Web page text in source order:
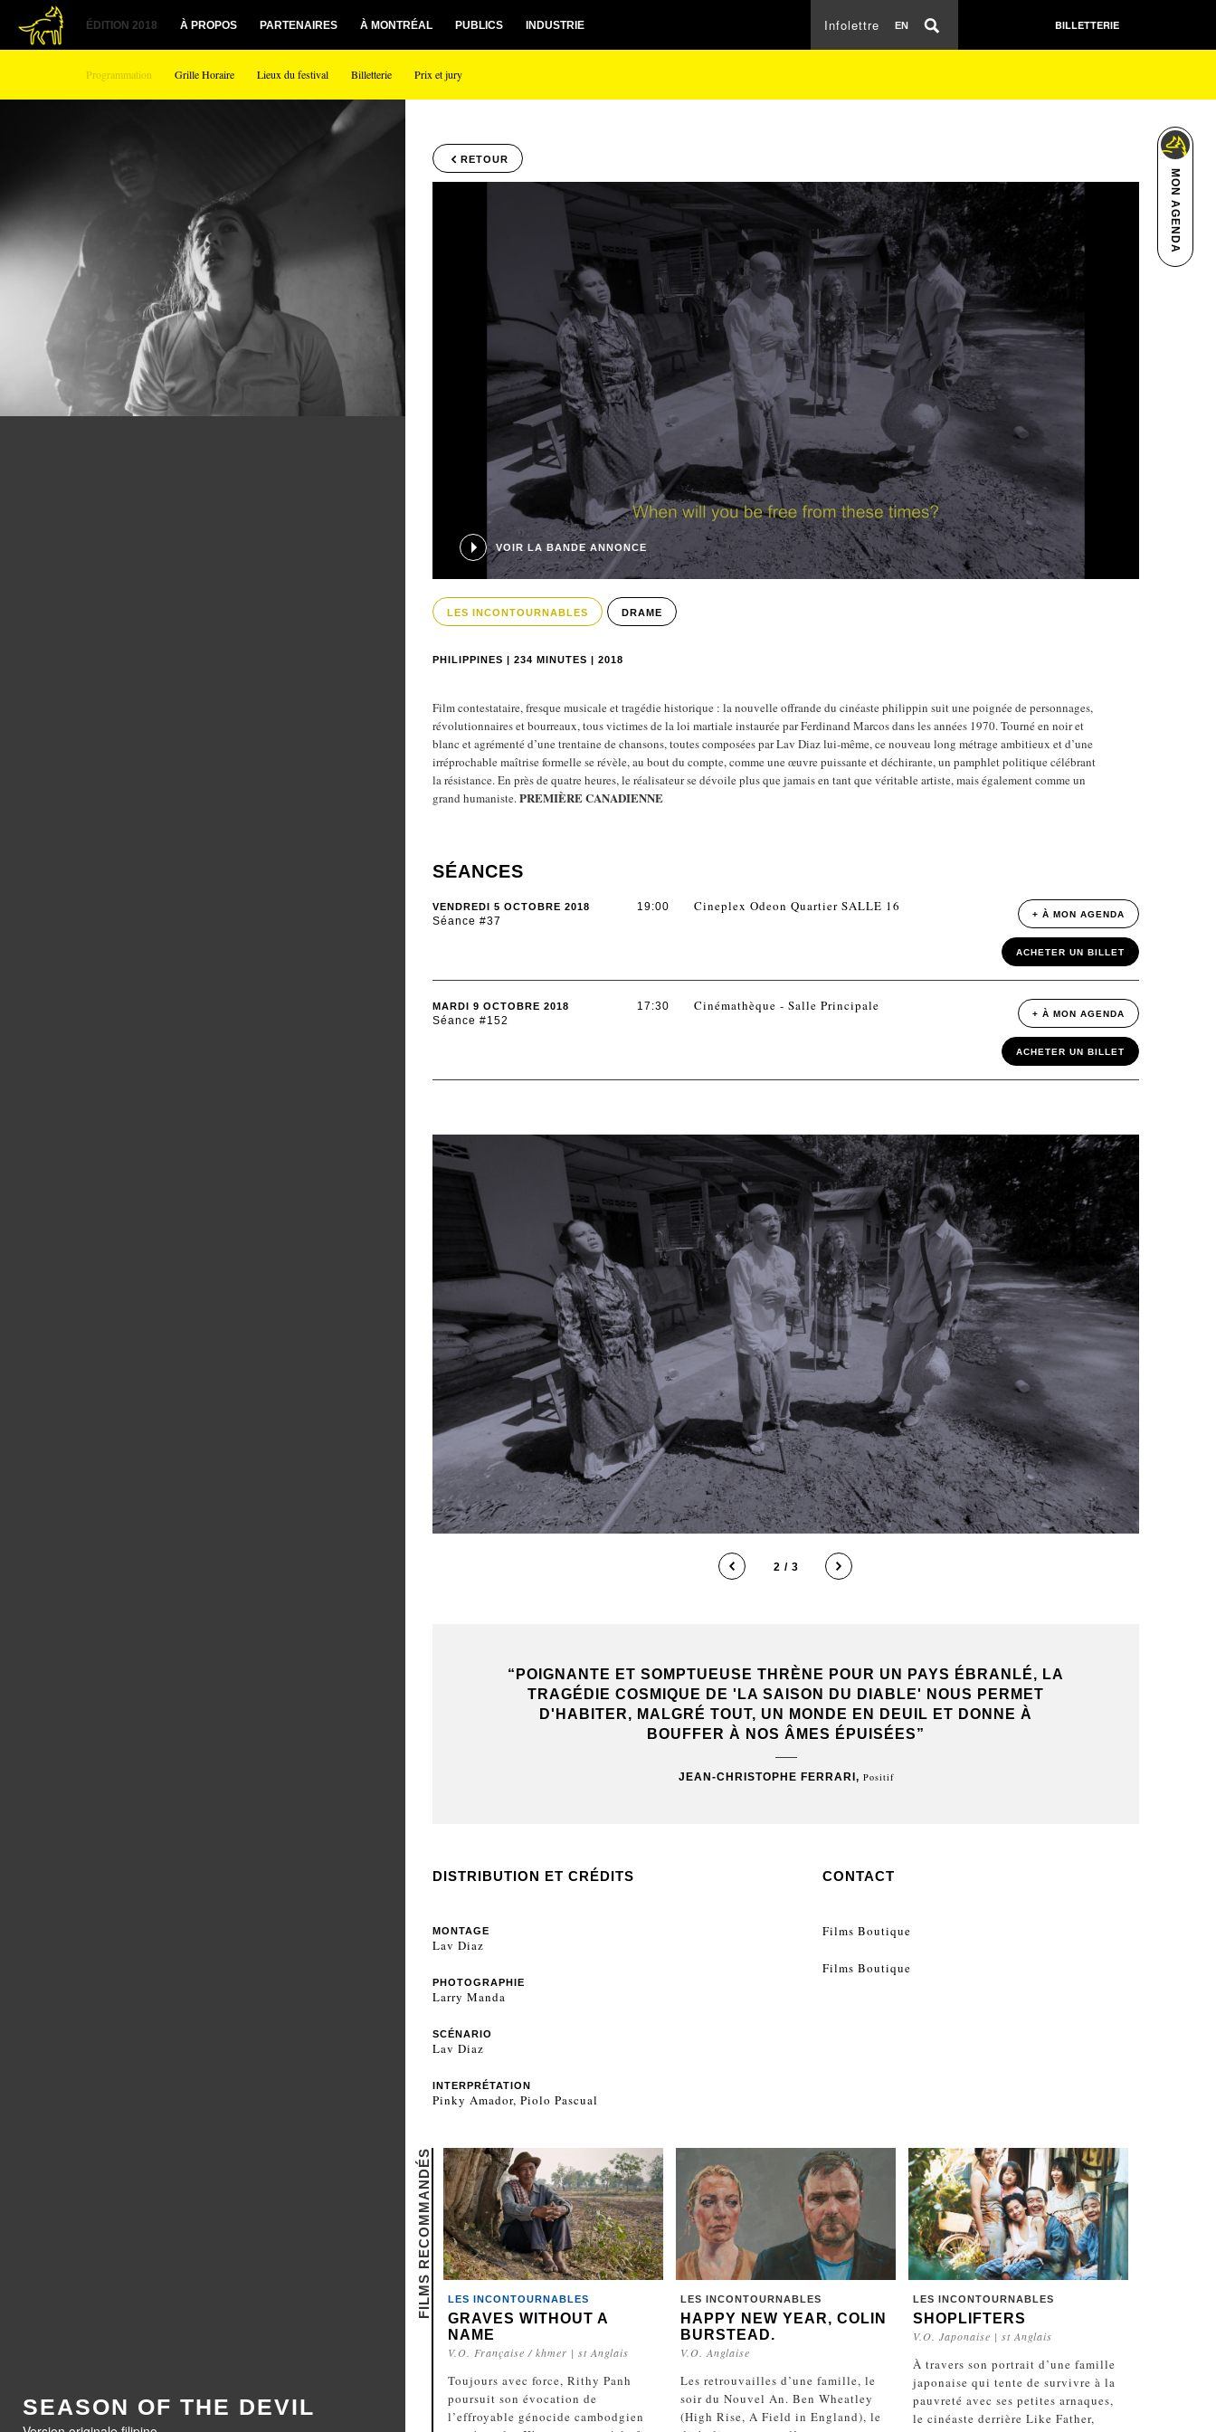
ÉDITION 2018
Programmation Grille Horaire Lieux du festival Billetterie Prix et jury
À PROPOS PARTENAIRES À MONTRÉAL PUBLICS INDUSTRIE EN
Infolettre BILLETTERIE
MON AGENDA
SEASON OF THE DEVIL
RETOUR
VOIR LA BANDE ANNONCE
LES INCONTOURNABLES DRAME
PHILIPPINES | 234 MINUTES | 2018
Film contestataire, fresque musicale et tragédie historique : la nouvelle offrande du cinéaste philippin suit une poignée de personnages,
révolutionnaires et bourreaux, tous victimes de la loi martiale instaurée par Ferdinand Marcos dans les années 1970. Tourné en noir et
blanc et agrémenté d’une trentaine de chansons, toutes composées par Lav Diaz lui-même, ce nouveau long métrage ambitieux et d’une
irréprochable maîtrise formelle se révèle, au bout du compte, comme une œuvre puissante et déchirante, un pamphlet politique célébrant
la résistance. En près de quatre heures, le réalisateur se dévoile plus que jamais en tant que véritable artiste, mais également comme un
grand humaniste.PREMIÈRE CANADIENNE
SÉANCES
VENDREDI 5 OCTOBRE 2018
Séance #37
19:00 Cineplex Odeon Quartier SALLE 16
+ À MON AGENDA
ACHETER UN BILLET
MARDI 9 OCTOBRE 2018
Séance #152
17:30 Cinémathèque - Salle Principale
+ À MON AGENDA
ACHETER UN BILLET
2 / 3
“POIGNANTE ET SOMPTUEUSE THRÈNE POUR UN PAYS ÉBRANLÉ, LA
TRAGÉDIE COSMIQUE DE 'LA SAISON DU DIABLE' NOUS PERMET
D'HABITER, MALGRÉ TOUT, UN MONDE EN DEUIL ET DONNE À
BOUFFER À NOS ÂMES ÉPUISÉES”
JEAN-CHRISTOPHE FERRARI, Positif
DISTRIBUTION ET CRÉDITS
MONTAGE
Lav Diaz
PHOTOGRAPHIE
Larry Manda
SCÉNARIO
Lav Diaz
INTERPRÉTATION
Pinky Amador, Piolo Pascual
CONTACT
Films Boutique
Films Boutique
FILMS RECOMMANDÉS LES INCONTOURNABLES
GRAVES WITHOUT A
NAME
V.O. Française / khmer | st Anglais
Toujours avec force, Rithy Panh
poursuit son évocation de
l’effroyable génocide cambodgien
LES INCONTOURNABLES
HAPPY NEW YEAR, COLIN
BURSTEAD.
V.O. Anglaise
Les retrouvailles d’une famille, le
soir du Nouvel An. Ben Wheatley
(High Rise, A Field in England), le
LES INCONTOURNABLES
SHOPLIFTERS
V.O. Japonaise | st Anglais
À travers son portrait d’une famille
japonaise qui tente de survivre à la
pauvreté avec ses petites arnaques,
le cinéaste derrière Like Father,